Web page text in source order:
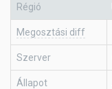
Régió
Megosztási diff
Szerver
Állapot